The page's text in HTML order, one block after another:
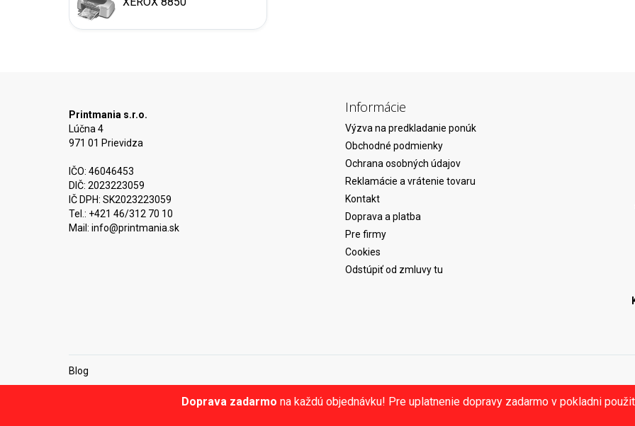
Doprava zadarmo na každú objednávku! Pre uplatnenie dopravy zadarmo v pokladni
Printmania s.r.o.
Lúčna 4
971 01 Prievidza
IČO: 46046453
DIČ: 2023223059
IČ DPH: SK2023223059
Tel.: +421 46/312 70 10
Mail: info@printmania.sk
Informácie
Výzva na predkladanie ponúk
Obchodné podmienky
Ochrana osobných údajov
Reklamácie a vrátenie tovaru
Kontakt
Doprava a platba
Pre firmy
Cookies
Odstúpiť od zmluvy tu
Blog
NajReklama.sk - tvorba eshopu